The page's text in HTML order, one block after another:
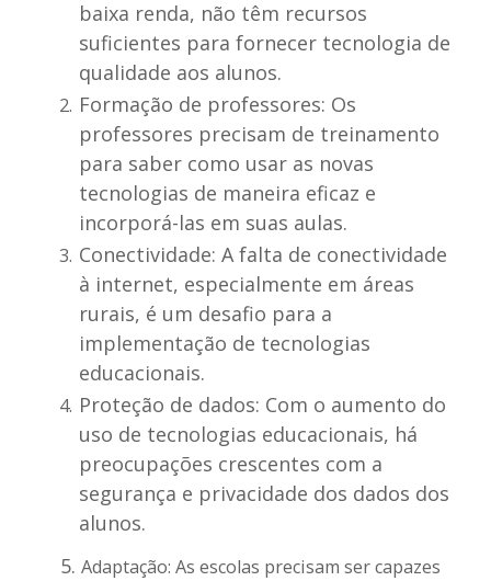
baixa renda, não têm recursos
suficientes para fornecer tecnologia de
qualidade aos alunos.
Formação de professores: Os
professores precisam de treinamento
para saber como usar as novas
tecnologias de maneira eficaz e
incorporá-las em suas aulas.
Conectividade: A falta de conectividade
à internet, especialmente em áreas
rurais, é um desafio para a
implementação de tecnologias
educacionais.
Proteção de dados: Com o aumento do
uso de tecnologias educacionais, há
preocupações crescentes com a
segurança e privacidade dos dados dos
alunos.
5. Adaptação: As escolas precisam ser capazes